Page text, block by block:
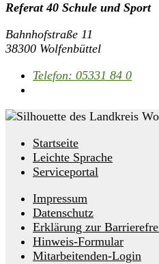
Referat 40 Schule und Sport
Bahnhofstraße 11
38300 Wolfenbüttel
Telefon: 05331 84 0
Startseite
Leichte Sprache
Serviceportal
Impressum
Datenschutz
Erklärung zur
Hinweis-Formular
Mitarbeitenden-Login